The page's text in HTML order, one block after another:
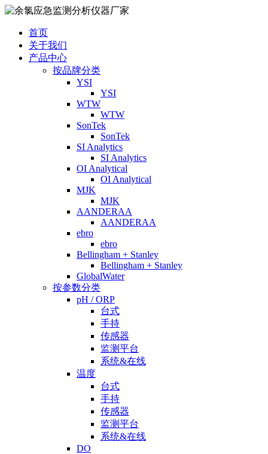
首页
关于我们
产品中心
按品牌分类
YSI
YSI
WTW
WTW
SonTek
SonTek
SI Analytics
SI Analytics
OI Analytical
OI Analytical
MJK
MJK
AANDERAA
AANDERAA
ebro
ebro
Bellingham + Stanley
Bellingham + Stanley
GlobalWater
按参数分类
pH / ORP
台式
手持
传感器
监测平台
系统&在线
温度
台式
手持
传感器
监测平台
系统&在线
DO